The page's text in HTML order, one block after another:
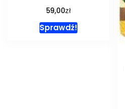
59,00zł
Sprawdź!